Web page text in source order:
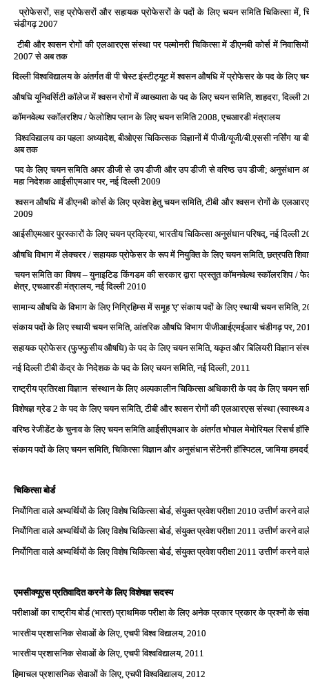
प्रोफेसरों, सह प्रोफेसरों और सहायक प्रोफेसरों के पदों के लिए चयन समिति चिकित्‍सा में,
चंडीगढ़ 2007
टीबी और श्‍वसन रोगों की एलआरएस संस्‍था पर पल्‍मोनरी चिकित्‍सा में डीएनबी कोर्स में
2007 से अब तक
दिल्‍ली विश्‍वविद्यालय के अंतर्गत वी पी चेस्‍ट इंस्‍टीट्यूट में श्‍वसन औषधि में प्रोफेसर के पद के लिए
औषधि यूनिवर्सिटी कॉलेज में श्‍वसन रोगों में व्‍याख्‍याता के पद के लिए चयन समिति, शाहदरा, दिल्‍ली
कॉमनवेल्‍थ स्‍कॉलरशिप / फेलोशिप प्‍लान के लिए चयन समिति 2008, एचआरडी मंत्रालय
विश्‍वविद्यालय का पहला अध्‍यादेश, बीओएस चिकित्‍सक विज्ञानों में पीजी/यूजी/बी.एससी नर्सिंग
अब तक
पद के लिए चयन समिति अपर डीजी से उप डीजी और उप डीजी से वरिष्‍ठ उप डीजी; अनुसंधान
महा निदेशक आईसीएमआर पर, नई दिल्‍ली 2009
श्‍वसन औषधि में डीएनबी कोर्स के लिए प्रवेश हेतु चयन समिति, टीबी और श्‍वसन रोगों के
2009
आईसीएमआर पुरस्‍कारों के लिए चयन प्रक्रिया, भारतीय चिकित्‍सा अनुसंधान परिषद्, नई दिल्‍ली
औषधि विभाग में लेक्‍चरर / सहायक प्रोफेसर के रूप में नियुक्ति के लिए चयन समिति, छत्रपति
चयन समिति का विषय – युनाइटिड किंगडम की सरकार द्वारा प्रस्‍तुत कॉमनवेल्‍थ स्‍कॉलरशिप
क्षेत्र, एचआरडी मंत्रालय, नई दिल्‍ली 2010
सामान्‍य औषधि के विभाग के लिए निग्रिहिम्‍स में समूह 'ए' संकाय पदों के लिए स्‍थायी चयन समिति,
संकाय पदों के लिए स्‍थायी चयन समिति, आंतरिक औषधि विभाग पीजीआईएमईआर चंडीगढ़ पर,
सहायक प्रोफेसर (फुफ्फुसीय औषधि) के पद के लिए चयन समिति, यकृत और बिलियरी विज्ञान
नई दिल्‍ली टीबी केंद्र के निदेशक के पद के लिए चयन समिति, नई दिल्‍ली, 2011
राष्‍ट्रीय प्रतिरक्षा विज्ञान संस्‍थान के लिए अल्‍पकालीन चिकित्‍सा अधिकारी के पद के लिए चयन
विशेषज्ञ ग्रेड 2 के पद के लिए चयन समिति, टीबी और श्‍वसन रोगों की एलआरएस संस्‍था (स्‍वास्‍थ्‍य
वरिष्‍ठ रेजीडेंट के चुनाव के लिए चयन समिति आईसीएमआर के अंतर्गत भोपाल मेमोरियल रिसर्च
संकाय पदों के लिए चयन समिति, चिकित्‍सा विज्ञान और अनुसंधान सेंटेनरी हॉस्पिटल, जामिया
चिकित्‍सा बोर्ड
निर्योगिता वाले अभ्‍यर्थियों के लिए विशेष चिकित्‍सा बोर्ड, संयुक्‍त प्रवेश परीक्षा 2010 उत्तीर्ण
निर्योगिता वाले अभ्‍यर्थियों के लिए विशेष चिकित्‍सा बोर्ड, संयुक्‍त प्रवेश परीक्षा 2011 उत्तीर्ण
निर्योगिता वाले अभ्‍यर्थियों के लिए विशेष चिकित्‍सा बोर्ड, संयुक्‍त प्रवेश परीक्षा 2011 उत्तीर्ण
एमसीक्‍यूएस प्रतिवादित करने के लिए विशेषज्ञ सदस्‍य
परीक्षाओं का राष्‍ट्रीय बोर्ड (भारत) प्राथमिक परीक्षा के लिए अनेक प्रकार प्रकार के प्रश्‍नों के
भारतीय प्रशासनिक सेवाओं के लिए, एचपी विश्‍व विद्यालय, 2010
भारतीय प्रशासनिक सेवाओं के लिए, एचपी विश्‍वविद्यालय, 2011
हिमाचल प्रशासनिक सेवाओं के लिए, एचपी विश्‍वविद्यालय, 2012